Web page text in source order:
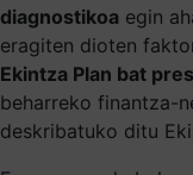
diagnostikoa egin
eragiten dioten
Ekintza Plan bat
beharreko finantza-
deskribatuko ditu